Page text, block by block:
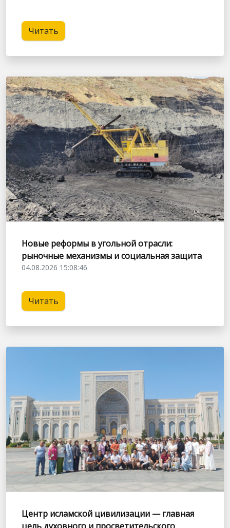
Читать
Новые реформы в угольной отрасли:
рыночные механизмы и социальная защита
04.08.2026 15:08:46
Читать
Центр исламской цивилизации — главная